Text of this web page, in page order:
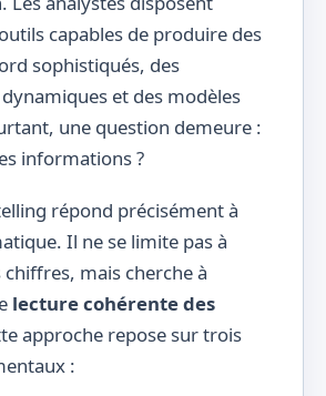
capables de produire des
sophistiqués, des
et des modèles
une question demeure :
informations ?
répond précisément à
Il ne se limite pas à
mais cherche à
lecture cohérente des
approche repose sur trois
: